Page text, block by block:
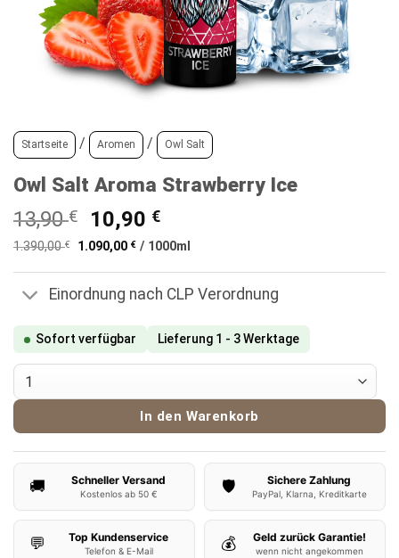
Startseite / Aromen / Owl Salt
Owl Salt Aroma Strawberry Ice
13,90€
Ursprünglicher
Preis
war:
13,90 €
10,90 €Aktueller
Preis
10,90 €.
1.390,00€ 1.090,00€ / 1000ml
Einordnung nach CLP Verordnung
Sofort verfügbar Lieferung 1 - 3 Werktage
Owl Salt Aroma Strawberry Ice Menge
In den Warenkorb
🚚 Schneller Versand
Kostenlos ab 50 € 🛡️ Sichere Zahlung
PayPal, Klarna, Kreditkarte
💬 Top Kundenservice
Telefon & E-Mail 💰 Geld zurück Garantie!
wenn nicht angekommen